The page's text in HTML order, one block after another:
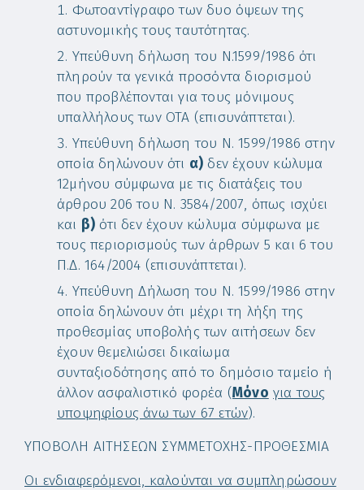
Φωτοαντίγραφο των δυο όψεων της
αστυνομικής τους ταυτότητας.
Υπεύθυνη δήλωση του Ν.1599/1986 ότι
πληρούν τα γενικά προσόντα διορισμού
που προβλέπονται για τους μόνιμους
υπαλλήλους των ΟΤΑ (επισυνάπτεται).
Υπεύθυνη δήλωση του Ν. 1599/1986 στην
οποία δηλώνουν ότι α) δεν έχουν κώλυμα
12μήνου σύμφωνα με τις διατάξεις του
άρθρου 206 του Ν. 3584/2007, όπως ισχύει
και β) ότι δεν έχουν κώλυμα σύμφωνα με
τους περιορισμούς των άρθρων 5 και 6 του
Π.Δ. 164/2004 (επισυνάπτεται).
Υπεύθυνη Δήλωση του Ν. 1599/1986 στην
οποία δηλώνουν ότι μέχρι τη λήξη της
προθεσμίας υποβολής των αιτήσεων δεν
έχουν θεμελιώσει δικαίωμα
συνταξιοδότησης από το δημόσιο ταμείο ή
άλλον ασφαλιστικό φορέα (Μόνο για τους
υποψηφίους άνω των 67 ετών).
ΥΠΟΒΟΛΗ ΑΙΤΗΣΕΩΝ ΣΥΜΜΕΤΟΧΗΣ-ΠΡΟΘΕΣΜΙΑ
Οι ενδιαφερόμενοι, καλούνται να συμπληρώσουν